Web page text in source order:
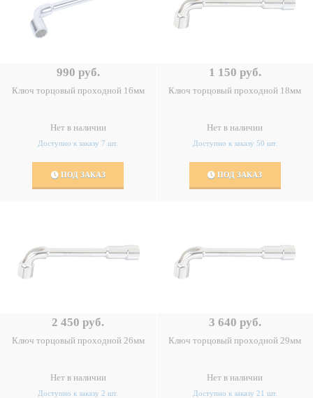
990 руб.
Ключ торцовый проходной 16мм
Нет в наличии
Доступно к заказу 7 шт.
ПОД ЗАКАЗ
1 150 руб.
Ключ торцовый проходной 18мм
Нет в наличии
Доступно к заказу 50 шт.
ПОД ЗАКАЗ
2 450 руб.
Ключ торцовый проходной 26мм
Нет в наличии
Доступно к заказу 2 шт.
3 640 руб.
Ключ торцовый проходной 29мм
Нет в наличии
Доступно к заказу 21 шт.